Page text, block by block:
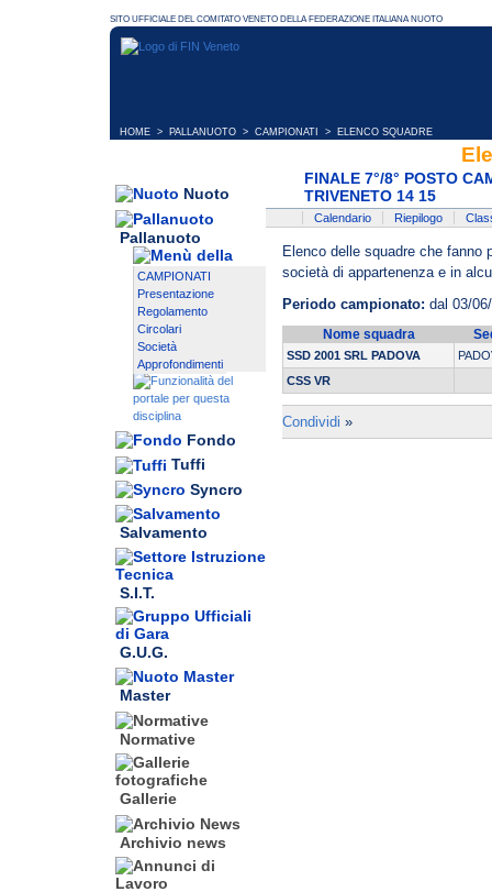
HOME > PALLANUOTO > CAMPIONATI > ELENCO SQUADRE
Nuoto
Pallanuoto
CAMPIONATI
Presentazione
Regolamento
Circolari
Società
Approfondimenti
Fondo
Tuffi
Syncro
Salvamento
S.I.T.
G.U.G.
Master
Normative
Gallerie
Archivio news
FINALE 7°/8° POSTO
TRIVENETO 14 15
Calendario Riepilogo
Elenco delle squadre che fanno
società di appartenenza e in
Periodo campionato: dal 03/
Nome squadra
SSD 2001 SRL PADOVA
CSS VR
Condividi »